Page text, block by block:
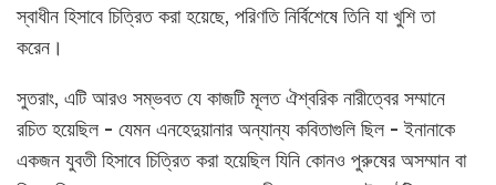
স্বাধীন হিসাবে চিত্রিত করা হয়েছে, পরিণতি নির্বিশেষে তিনি যা খুশি তা
করেন।
সুতরাং, এটি আরও সম্ভবত যে কাজটি মূলত ঐশ্বরিক নারীত্বের সম্মানে
রচিত হয়েছিল - যেমন এনহেদুয়ানার অন্যান্য কবিতাগুলি ছিল - ইনানাকে
একজন যুবতী হিসাবে চিত্রিত করা হয়েছিল যিনি কোনও পুরুষের অসম্মান বা